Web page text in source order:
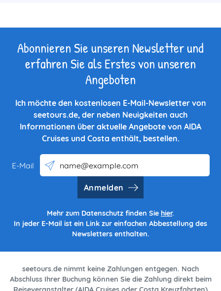
Abonnieren Sie unseren Newsletter und
erfahren Sie als Erstes von unseren
Angeboten
Ich möchte den kostenlosen E-Mail-Newsletter von
seetours.de, der neben Neuigkeiten auch
Informationen über aktuelle Angebote von AIDA
Cruises und Costa enthält, bestellen.
E-Mail
Anmelden
Mehr zum Datenschutz finden Sie hier.
In jeder E-Mail ist ein Link zur einfachen Abbestellung des
Newsletters enthalten.
seetours.de nimmt keine Zahlungen entgegen. Nach
Abschluss Ihrer Buchung können Sie die Zahlung direkt beim